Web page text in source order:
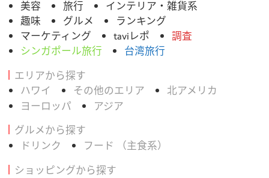
美容
旅行
インテリア・雑貨系
趣味
グルメ
ランキング
マーケティング
taviレポ
調査
シンガポール旅行
台湾旅行
エリアから探す
ハワイ その他のエリア
北アメリカ
ヨーロッパ
アジア
グルメから探す
ドリンク フード （主食系）
ショッピングから探す